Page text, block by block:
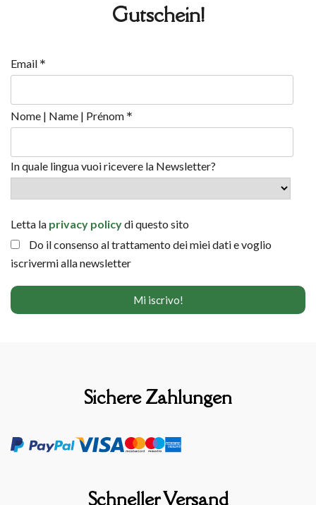
Gutschein!
Email *
Nome | Name | Prénom *
In quale lingua vuoi ricevere la Newsletter?
Letta la privacy policydi questo sito
Do il consenso al trattamento dei miei dati e voglio
iscrivermi alla newsletter
Sichere Zahlungen
Schneller Versand